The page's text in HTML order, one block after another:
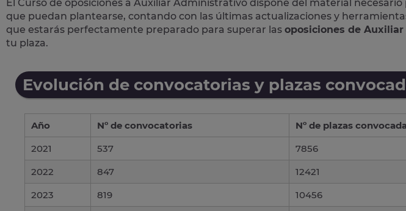
El Curso de oposiciones a Auxiliar Administrativo dispone del material
que puedan plantearse, contando con las últimas actualizaciones y
que estarás perfectamente preparado para superar las oposiciones de
tu plaza.
Evolución de convocatorias y plazas
Año Nº de convocatorias
Nº de plazas
2021
537
7856
2022
847
12421
2023
819
10456